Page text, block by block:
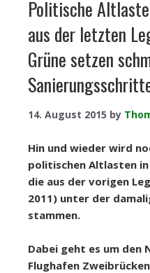
Politische
aus der letzten
Grüne setzen
14. August 2015 by
Hin und wieder wird
politischen Altlasten
die aus der vorigen
2011) unter der
stammen.
Dabei geht es um den
Flughafen